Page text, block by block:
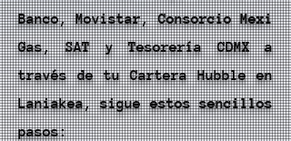
Banco, Movistar, Consorcio Mexi
Gas, SAT y Tesorería CDMX a
través de tu Cartera Hubble en
Laniakea, sigue estos sencillos
pasos: